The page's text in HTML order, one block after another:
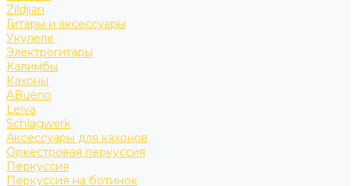
Zildjian
Гитары и аксессуары
Укулеле
Электрогитары
Калимбы
Кахоны
ABueno
Leiva
Schlagwerk
Аксессуары для кахонов
Оркестровая перкуссия
Перкуссия
Перкуссия на ботинок